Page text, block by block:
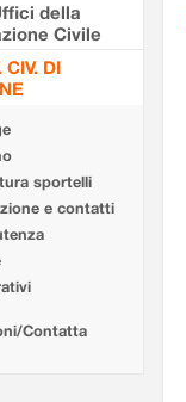
della
Civile
CIV. DI
sportelli
e contatti
Contatta